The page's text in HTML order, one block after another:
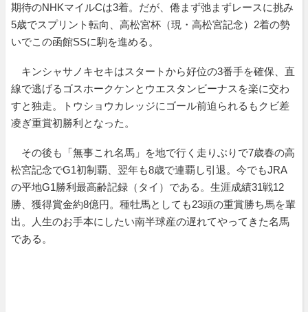
期待のNHKマイルCは3着。だが、倦まず弛まずレースに挑み
5歳でスプリント転向、高松宮杯（現・高松宮記念）2着の勢
いでこの函館SSに駒を進める。
キンシャサノキセキはスタートから好位の3番手を確保、直
線で逃げるゴスホークケンとウエスタンビーナスを楽に交わ
すと独走。トウショウカレッジにゴール前迫られるもクビ差
凌ぎ重賞初勝利となった。
その後も「無事これ名馬」を地で行く走りぶりで7歳春の高
松宮記念でG1初制覇、翌年も8歳で連覇し引退。今でもJRA
の平地G1勝利最高齢記録（タイ）である。生涯成績31戦12
勝、獲得賞金約8億円。種牡馬としても23頭の重賞勝ち馬を輩
出。人生のお手本にしたい南半球産の遅れてやってきた名馬
である。